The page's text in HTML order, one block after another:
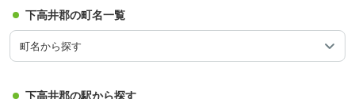
下高井郡の町名一覧
町名から探す
下高井郡の駅から探す